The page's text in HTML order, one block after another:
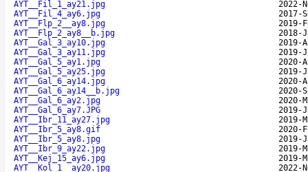
AYT__Fil_1_ay21.jpg
2022-
AYT__Fil_4_ay6.jpg
2017-
AYT__Flp_2__ay8.jpg
2019-
AYT__Flp_2_ay8__b.jpg
2018-
AYT__Gal_3_ay10.jpg
2019-
AYT__Gal_3_ay11.jpg
2019-
AYT__Gal_5_ay1.jpg
2020-
AYT__Gal_5_ay25.jpg
2019-
AYT__Gal_6_ay14.jpg
2020-
AYT__Gal_6_ay14__b.jpg
2020-
AYT__Gal_6_ay2.jpg
2020-
AYT__Gal_6_ay7.JPG
2019-
AYT__Ibr_11_ay27.jpg
2019-
AYT__Ibr_5_ay8.gif
2020-
AYT__Ibr_5_ay8.jpg
2019-
AYT__Ibr_9_ay22.jpg
2019-
AYT__Kej_15_ay6.jpg
2019-
AYT__Kol_1__ay20.jpg
2022-